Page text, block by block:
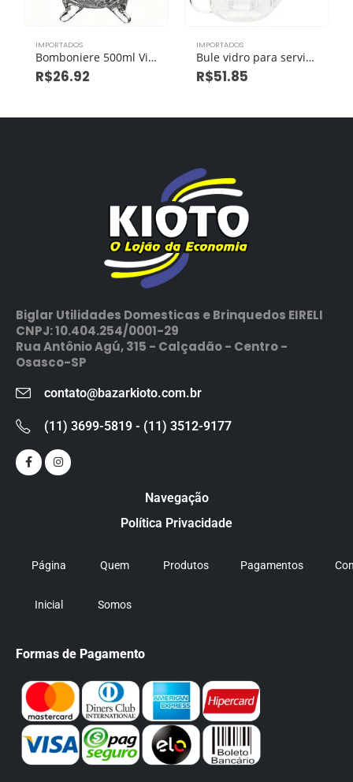
IMPORTADOS
Bomboniere 500ml Vidro 14cm X 14cm X 19cm
R$26.92
IMPORTADOS
Bule vidro para servir 650 Ml 19 Cm X 12 Cm X 12 Cm (não vai ao fogo e nem microondas)
R$51.85
Biglar Utilidades Domesticas e Brinquedos EIRELI
CNPJ: 10.404.254/0001-29
Rua Antônio Agú, 315 - Calçadão - Centro -
Osasco-SP
contato@bazarkioto.com.br
(11) 3699-5819 - (11) 3512-9177
Navegação
Política Privacidade
Página
Inicial
Quem
Somos
Produtos Pagamentos
Formas de Pagamento